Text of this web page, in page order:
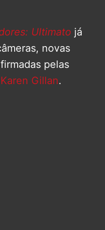
Ultimato já
novas
pelas
Karen Gillan.